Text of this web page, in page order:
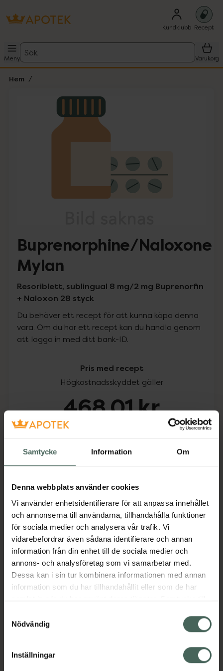
Samtycke Information Om
Denna webbplats använder cookies
Vi använder enhetsidentifierare för att anpassa innehållet
och annonserna till användarna, tillhandahålla funktioner
för sociala medier och analysera vår trafik. Vi
vidarebefordrar även sådana identifierare och annan
information från din enhet till de sociala medier och
annons- och analysföretag som vi samarbetar med.
Dessa kan i sin tur kombinera informationen med annan
information som du har tillhandahållit eller som de har
samlat in när du har använt deras tjänster. Samtycke till
återkalla ditt samtycke via webbplatsens
cookieinställningar. Ett återkallat samtycke påverkar inte
lagligheten av behandling som skett innan återkallelsen.
Nödvändig
Inställningar
Kundklubb Recept
Meny
Sök
Varukorg
Hem
Lista: . Innehåller 1 objekt.
Buprenorphine/Naloxone
Mylan
Resoriblett, sublingual 8 mg/2 mg Buprenorfin
+ Naloxon 28 styck
Du behöver ett recept för att kunna köpa denna
vara. Om du har ett recept kan du handla genom
att logga in med ditt bank-ID.
Pris med recept
Högkostnadsskyddet gäller
468,01 kr
Köp via ditt recept
Aktuella erbjudanden
Beskrivning Dölj
Läs alltid bipacksedeln innan
användning.
EAN:07046261703475
Bipacksedel från FASS Visa